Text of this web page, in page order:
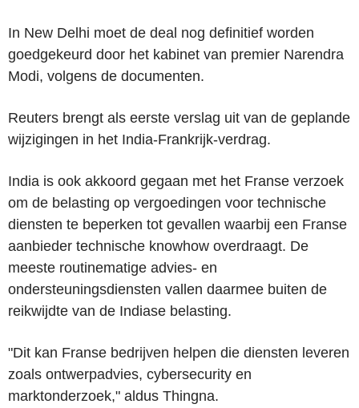
In New Delhi moet de deal nog definitief worden
goedgekeurd door het kabinet van premier Narendra
Modi, volgens de documenten.
Reuters brengt als eerste verslag uit van de geplande
wijzigingen in het India-Frankrijk-verdrag.
India is ook akkoord gegaan met het Franse verzoek
om de belasting op vergoedingen voor technische
diensten te beperken tot gevallen waarbij een Franse
aanbieder technische knowhow overdraagt. De
meeste routinematige advies- en
ondersteuningsdiensten vallen daarmee buiten de
reikwijdte van de Indiase belasting.
"Dit kan Franse bedrijven helpen die diensten leveren
zoals ontwerpadvies, cybersecurity en
marktonderzoek," aldus Thingna.